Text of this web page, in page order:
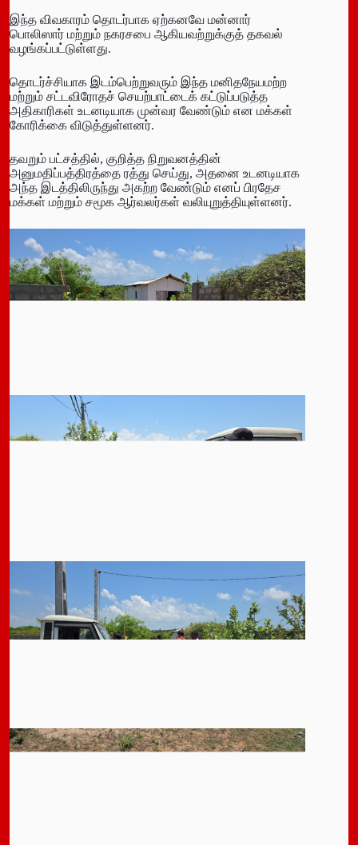
இந்த விவகாரம் தொடர்பாக ஏற்கனவே மன்னார்
பொலிஸார் மற்றும் நகரசபை ஆகியவற்றுக்குத் தகவல்
வழங்கப்பட்டுள்ளது.
தொடர்ச்சியாக இடம்பெற்றுவரும் இந்த மனிதநேயமற்ற
மற்றும் சட்டவிரோதச் செயற்பாட்டைக் கட்டுப்படுத்த
அதிகாரிகள் உடனடியாக முன்வர வேண்டும் என மக்கள்
கோரிக்கை விடுத்துள்ளனர்.
​தவறும் பட்சத்தில், குறித்த நிறுவனத்தின்
அனுமதிப்பத்திரத்தை ரத்து செய்து, அதனை உடனடியாக
அந்த இடத்திலிருந்து அகற்ற வேண்டும் எனப் பிரதேச
மக்கள் மற்றும் சமூக ஆர்வலர்கள் வலியுறுத்தியுள்ளனர்.